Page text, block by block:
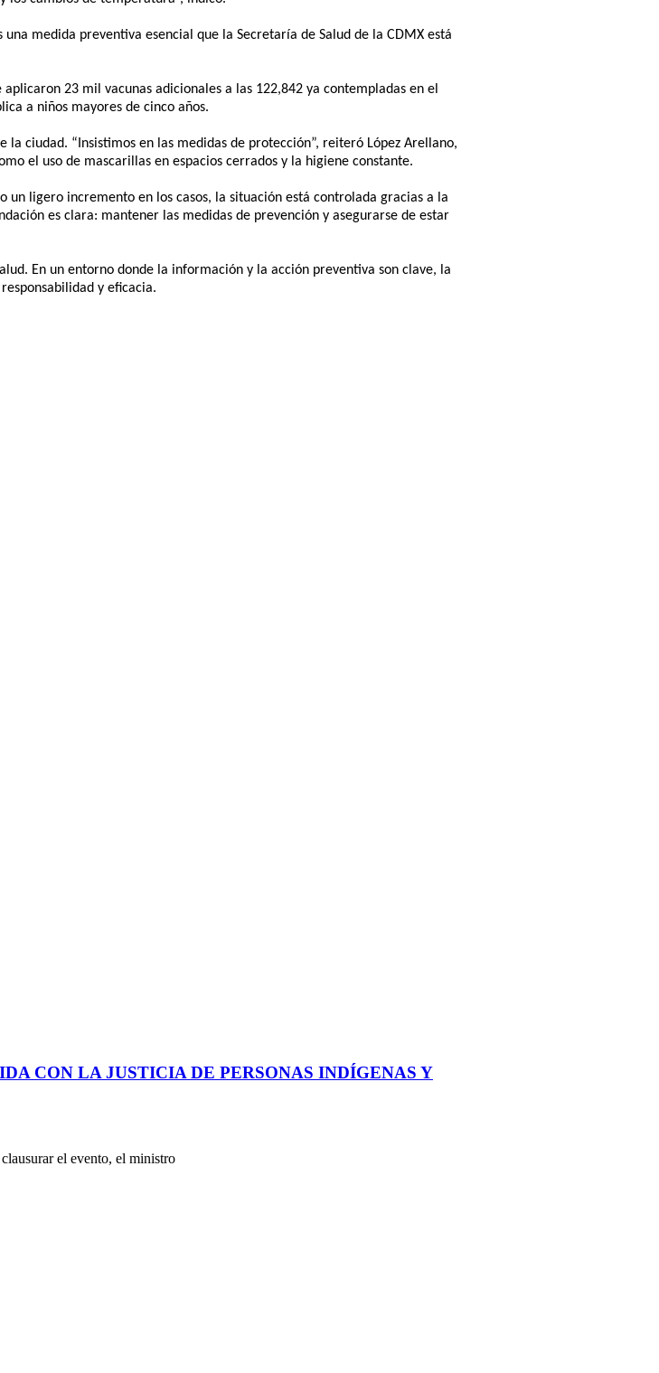
medida preventiva esencial que la Secretaría de Salud de la CDMX está
23 mil vacunas adicionales a las 122,842 ya contempladas en el
a niños mayores de cinco años.
ciudad. “Insistimos en las medidas de protección”, reiteró López Arellano,
el uso de mascarillas en espacios cerrados y la higiene constante.
un ligero incremento en los casos, la situación está controlada gracias a la
es clara: mantener las medidas de prevención y asegurarse de estar
En un entorno donde la información y la acción preventiva son clave, la
y eficacia.
CON LA JUSTICIA DE PERSONAS INDÍGENAS Y
el evento, el ministro